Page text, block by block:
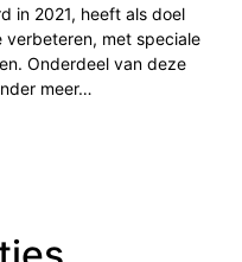
in 2021, heeft als doel
met speciale
Onderdeel van deze
meer…